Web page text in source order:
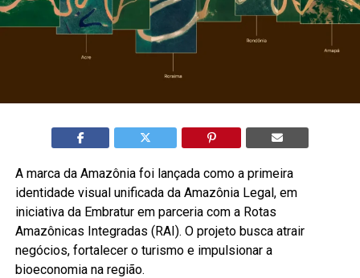
A marca da Amazônia foi lançada como a primeira
identidade visual unificada da Amazônia Legal, em
iniciativa da Embratur em parceria com a Rotas
Amazônicas Integradas (RAI). O projeto busca atrair
negócios, fortalecer o turismo e impulsionar a
bioeconomia na região.